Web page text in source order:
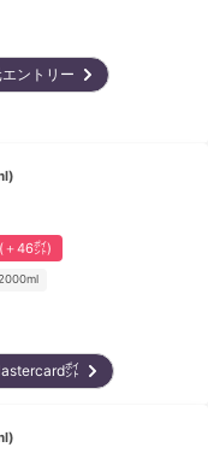
エントリー
46㌽)
㌽